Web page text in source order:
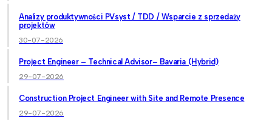
Analizy produktywności PVsyst / TDD / Wsparcie z sprzedaży
projektów
30-07-2026
Project Engineer – Technical Advisor– Bavaria (Hybrid)
29-07-2026
Construction Project Engineer with Site and Remote Presence
29-07-2026